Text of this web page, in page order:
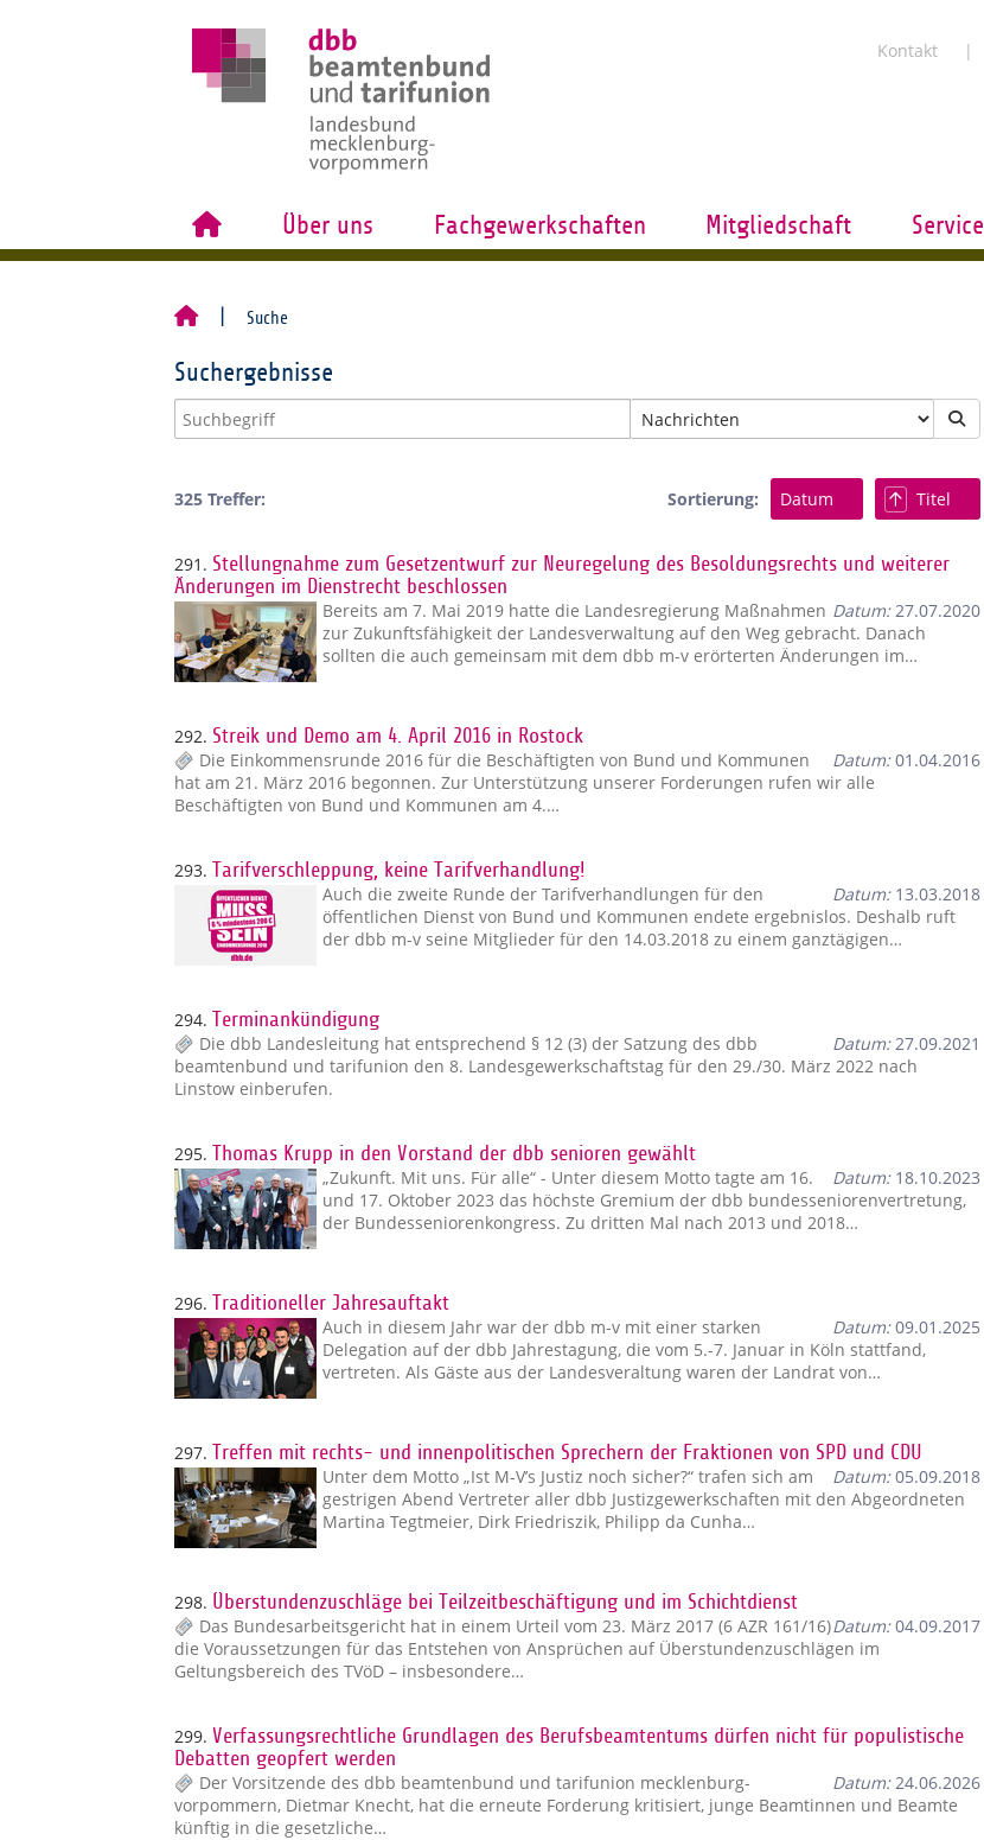
Kontakt
Über uns Fachgewerkschaften Mitgliedschaft Service
Suche
Suchergebnisse
325 Treffer: Sortierung: Datum Titel
291. Stellungnahme zum Gesetzentwurf zur Neuregelung des Besoldungsrechts und weiterer
Änderungen im Dienstrecht beschlossen
Datum:27.07.2020
Bereits am 7. Mai 2019 hatte die Landesregierung Maßnahmen
zur Zukunftsfähigkeit der Landesverwaltung auf den Weg gebracht. Danach
sollten die auch gemeinsam mit dem dbb m-v erörterten Änderungen im…
292. Streik und Demo am 4. April 2016 in Rostock
Datum:01.04.2016
Die Einkommensrunde 2016 für die Beschäftigten von Bund und Kommunen
hat am 21. März 2016 begonnen. Zur Unterstützung unserer Forderungen rufen wir alle
Beschäftigten von Bund und Kommunen am 4.…
293. Tarifverschleppung, keine Tarifverhandlung!
Datum:13.03.2018
Auch die zweite Runde der Tarifverhandlungen für den
öffentlichen Dienst von Bund und Kommunen endete ergebnislos. Deshalb ruft
der dbb m-v seine Mitglieder für den 14.03.2018 zu einem ganztägigen…
294. Terminankündigung
Datum:27.09.2021
Die dbb Landesleitung hat entsprechend § 12 (3) der Satzung des dbb
beamtenbund und tarifunion den 8. Landesgewerkschaftstag für den 29./30. März 2022 nach
Linstow einberufen.
295. Thomas Krupp in den Vorstand der dbb senioren gewählt
Datum:18.10.2023
„Zukunft. Mit uns. Für alle“ - Unter diesem Motto tagte am 16.
und 17. Oktober 2023 das höchste Gremium der dbb bundesseniorenvertretung,
der Bundesseniorenkongress. Zu dritten Mal nach 2013 und 2018…
296. Traditioneller Jahresauftakt
Datum:09.01.2025
Auch in diesem Jahr war der dbb m-v mit einer starken
Delegation auf der dbb Jahrestagung, die vom 5.-7. Januar in Köln stattfand,
vertreten. Als Gäste aus der Landesveraltung waren der Landrat von…
297. Treffen mit rechts- und innenpolitischen Sprechern der Fraktionen von SPD und CDU
Datum:05.09.2018
Unter dem Motto „Ist M-V’s Justiz noch sicher?“ trafen sich am
gestrigen Abend Vertreter aller dbb Justizgewerkschaften mit den Abgeordneten
Martina Tegtmeier, Dirk Friedriszik, Philipp da Cunha…
298. Überstundenzuschläge bei Teilzeitbeschäftigung und im Schichtdienst
Datum:04.09.2017
Das Bundesarbeitsgericht hat in einem Urteil vom 23. März 2017 (6 AZR 161/16)
die Voraussetzungen für das Entstehen von Ansprüchen auf Überstundenzuschlägen im
Geltungsbereich des TVöD – insbesondere…
299. Verfassungsrechtliche Grundlagen des Berufsbeamtentums dürfen nicht für populistische
Debatten geopfert werden
Datum:24.06.2026
Der Vorsitzende des dbb beamtenbund und tarifunion mecklenburg-
vorpommern, Dietmar Knecht, hat die erneute Forderung kritisiert, junge Beamtinnen und Beamte
künftig in die gesetzliche…